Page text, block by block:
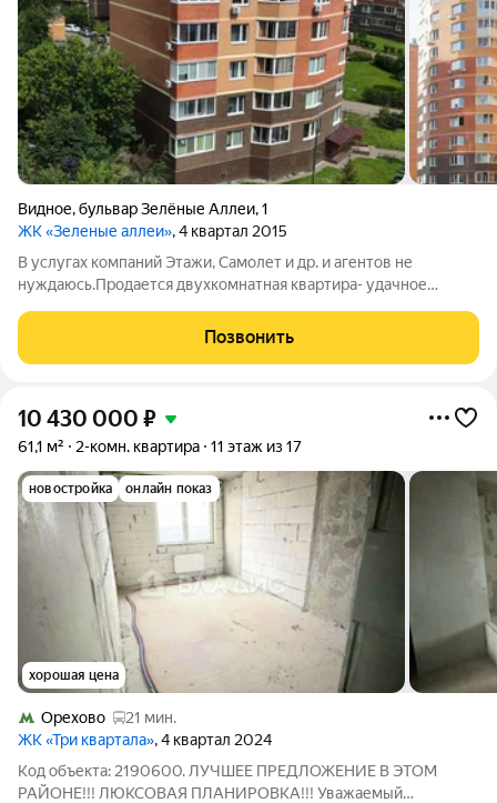
Видное,бульвар Зелёные Аллеи,1
ЖК «Зеленые аллеи», 4 квартал 2015
В услугах компаний Этажи, Самолет и др. и агентов не
нуждаюсь.Продается двухкомнатная квартира- удачное
Зябликово, Царицыно, станция Расторгуево. Квартира без
отделки, что позволяет реализовать любой
Позвонить
10 430 000 ₽
61,1 м² 2-комн. квартира 11 этаж из 17
новостройка онлайн показ
хорошая цена
Орехово
21 мин.
ЖК «Три квартала», 4 квартал 2024
Код объекта: 2190600. ЛУЧШЕЕ ПРЕДЛОЖЕНИЕ В ЭТОМ
РАЙОНЕ!!! ЛЮКСОВАЯ ПЛАНИРОВКА!!! Уважаемый